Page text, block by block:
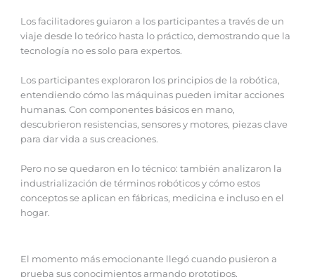
Los facilitadores guiaron a los participantes a través de un
viaje desde lo teórico hasta lo práctico, demostrando que la
tecnología no es solo para expertos.
Los participantes exploraron los principios de la robótica,
entendiendo cómo las máquinas pueden imitar acciones
humanas. Con componentes básicos en mano,
descubrieron resistencias, sensores y motores, piezas clave
para dar vida a sus creaciones.
Pero no se quedaron en lo técnico: también analizaron la
industrialización de términos robóticos y cómo estos
conceptos se aplican en fábricas, medicina e incluso en el
hogar.
El momento más emocionante llegó cuando pusieron a
prueba sus conocimientos armando prototipos,